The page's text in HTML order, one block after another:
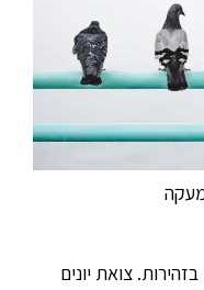
צואת יונים